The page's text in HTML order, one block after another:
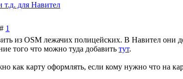
для Навител
1
из OSM лежачих полицейских. В Навител они
того что можно туда добавить тут.
карту оформлять, если кому нужно что на